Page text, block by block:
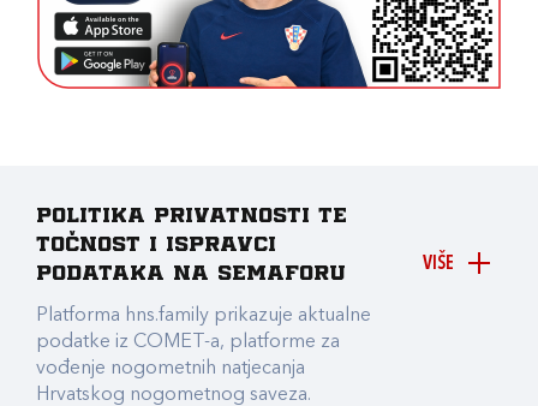
VIŠE
Politika privatnosti te
točnost i ispravci
podataka na Semaforu
Platforma hns.family prikazuje aktualne
podatke iz COMET-a, platforme za
vođenje nogometnih natjecanja
Hrvatskog nogometnog saveza.